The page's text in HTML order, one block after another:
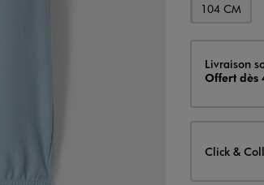
104 CM
Livraison
Livraison
Offert dès
Click &